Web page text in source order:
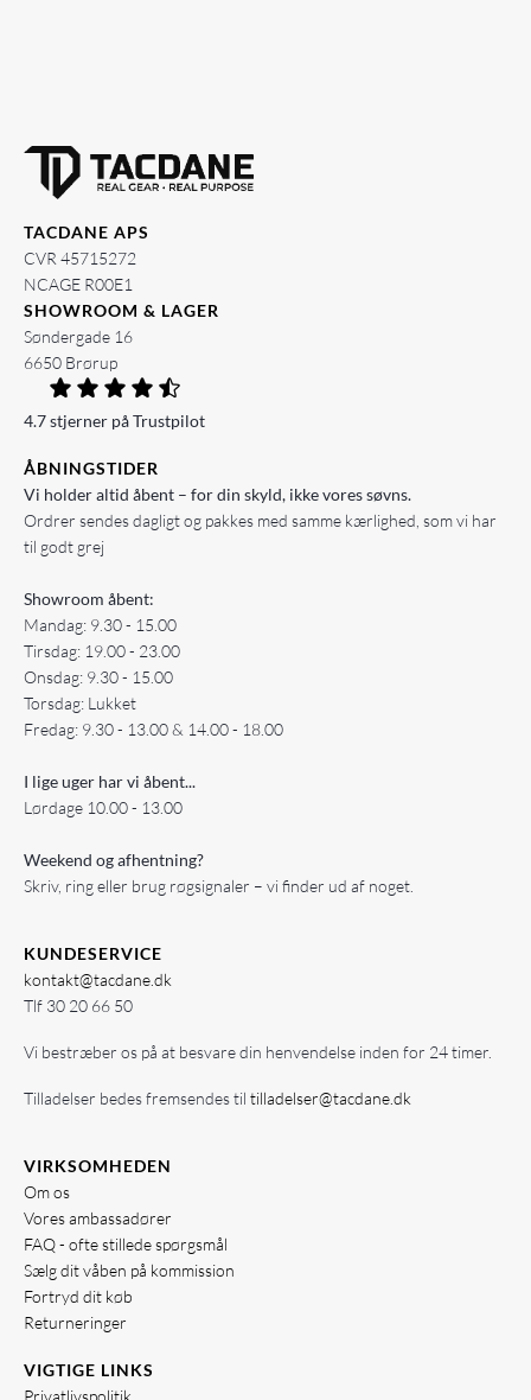
TACDANE APS
CVR 45715272
NCAGE R00E1
SHOWROOM & LAGER
Søndergade 16
6650 Brørup
4.7 stjerner på Trustpilot
ÅBNINGSTIDER
Vi holder altid åbent – for din skyld, ikke vores søvns.
Ordrer sendes dagligt og pakkes med samme kærlighed, som vi har
til godt grej
Showroom åbent:
Mandag: 9.30 - 15.00
Tirsdag: 19.00 - 23.00
Onsdag: 9.30 - 15.00
Torsdag: Lukket
Fredag: 9.30 - 13.00 & 14.00 - 18.00
I lige uger har vi åbent...
Lørdage 10.00 - 13.00
Weekend og afhentning?
Skriv, ring eller brug røgsignaler – vi finder ud af noget.
KUNDESERVICE
kontakt@tacdane.dk
Tlf 30 20 66 50
Vi bestræber os på at besvare din henvendelse inden for 24 timer.
Tilladelser bedes fremsendes til tilladelser@tacdane.dk
VIRKSOMHEDEN
Om os
Vores ambassadører
FAQ - ofte stillede spørgsmål
Sælg dit våben på kommission
Fortryd dit køb
Returneringer
VIGTIGE LINKS
Privatlivspolitik